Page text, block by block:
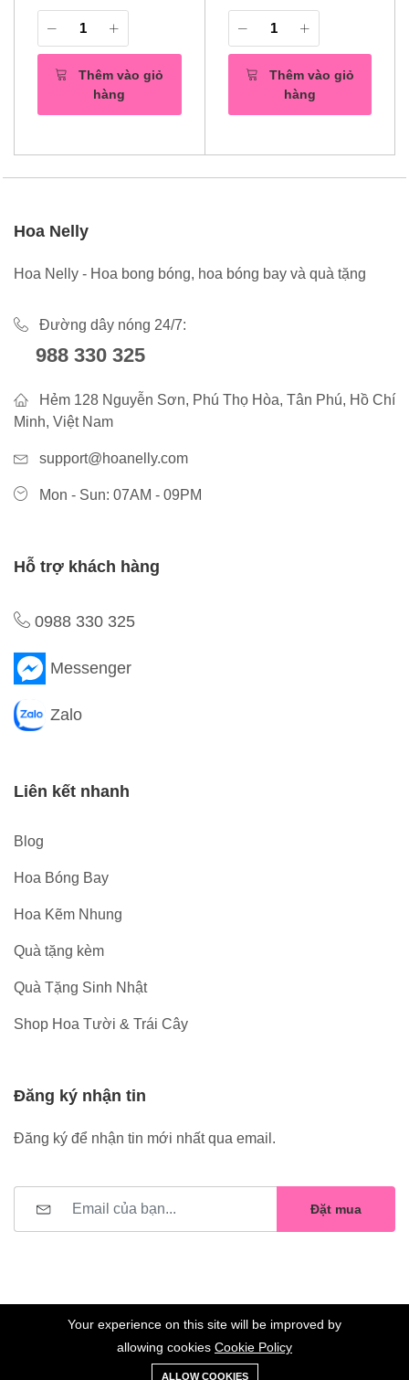
Thêm vào giỏ
hàng
Thêm vào giỏ
hàng
Hoa Nelly
Hoa Nelly - Hoa bong bóng, hoa bóng bay và quà tặng
Đường dây nóng 24/7:
988 330 325
Hẻm 128 Nguyễn Sơn, Phú Thọ Hòa, Tân Phú, Hồ Chí
Minh, Việt Nam
support@hoanelly.com
Mon - Sun: 07AM - 09PM
Hỗ trợ khách hàng
0988 330 325
Messenger
Zalo
Liên kết nhanh
Blog
Hoa Bóng Bay
Hoa Kẽm Nhung
Quà tặng kèm
Quà Tặng Sinh Nhật
Shop Hoa Tười & Trái Cây
Đăng ký nhận tin
Đăng ký để nhận tin mới nhất qua email.
Đặt mua
©2023 Hoa Nelly . All Rights Reserved.
0
Xe
Danh sách
Your experience on this site will be improved by
allowing cookies Cookie Policy
ALLOW COOKIES